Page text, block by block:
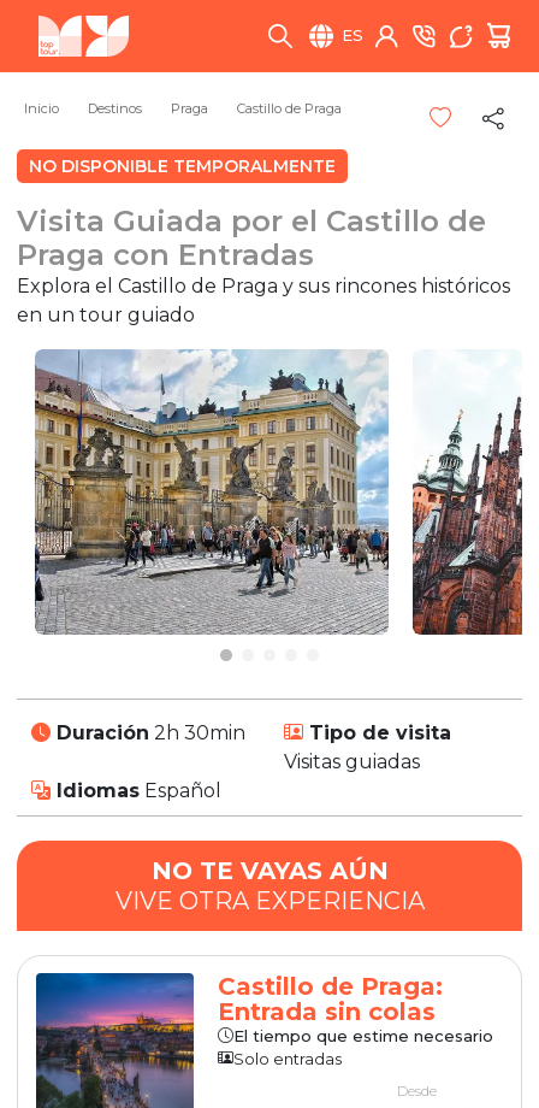
ES
Inicio Destinos Praga Castillo de Praga
NO DISPONIBLE TEMPORALMENTE
Visita Guiada por el Castillo de
Praga con Entradas
Explora el Castillo de Praga y sus rincones históricos
en un tour guiado
Duración 2h 30min
Tipo de visita
Visitas guiadas
Idiomas Español
NO TE VAYAS AÚN
VIVE OTRA EXPERIENCIA
Castillo de Praga:
Entrada sin colas
El tiempo que estime necesario
Solo entradas
Desde